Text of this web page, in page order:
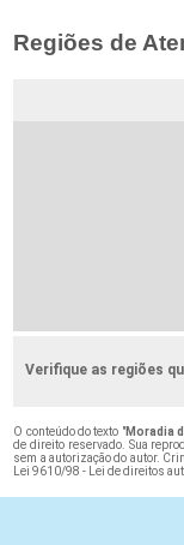
Regiões de
Verifique as regiões
O conteúdo do texto "Moradia
de direito reservado. Sua
sem a autorização do autor.
Lei 9610/98 - Lei de direitos